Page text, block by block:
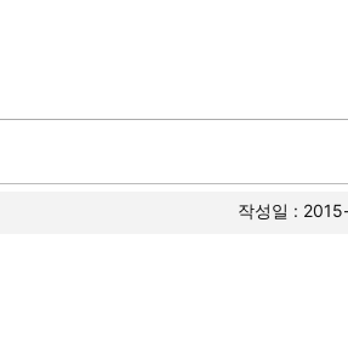
작성일 :